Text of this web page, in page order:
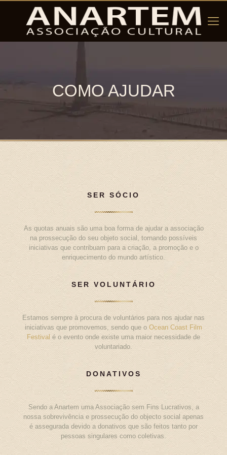
COMO AJUDAR
SER SÓCIO
As quotas anuais são uma boa forma de ajudar a associação
na prossecução do seu objeto social, tornando possíveis
iniciativas que contribuam para a criação, a promoção e o
enriquecimento do mundo artístico.
SER VOLUNTÁRIO
Estamos sempre à procura de voluntários para nos ajudar nas
iniciativas que promovemos, sendo que o Ocean Coast Film
Festival é o evento onde existe uma maior necessidade de
voluntariado.
DONATIVOS
Sendo a Anartem uma Associação sem Fins Lucrativos, a
nossa sobrevivência e prossecução do objecto social apenas
é assegurada devido a donativos que são feitos tanto por
pessoas singulares como coletivas.